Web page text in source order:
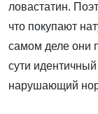
ловастатин.
что покупают
самом деле они
сути идентичный
нарушающий